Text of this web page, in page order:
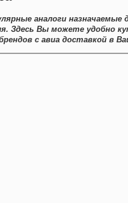
аналоги назначаемые
Здесь Вы можете удобно
с авиа доставкой в